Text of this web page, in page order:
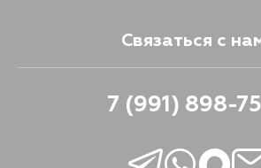
Связаться с
7 (991) 898-